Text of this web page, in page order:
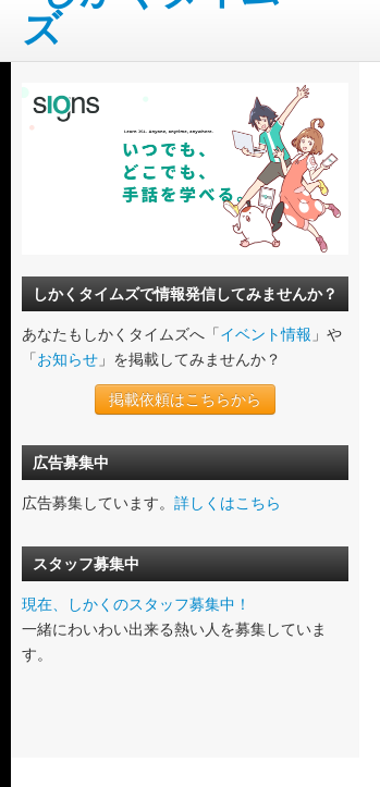
しかくタイムズで情報発信してみませんか？
あなたもしかくタイムズへ「イベント情報 」や
「お知らせ 」を掲載してみませんか？
掲載依頼はこちらから
広告募集中
広告募集しています。 詳しくはこちら
スタッフ募集中
現在、しかくのスタッフ募集中！
一緒にわいわい出来る熱い人を募集していま
す。